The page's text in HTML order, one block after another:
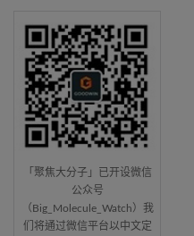
「聚焦大分子」已开设微信
公众号
（Big_Molecule_Watch）我
们将通过微信平台以中文定